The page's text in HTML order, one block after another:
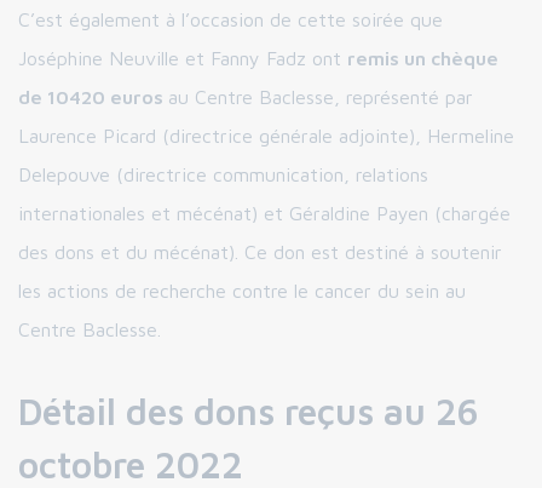
C’est également à l’occasion de cette soirée que
Joséphine Neuville et Fanny Fadz ont remis un chèque
de 10420 euros au Centre Baclesse, représenté par
Laurence Picard (directrice générale adjointe), Hermeline
Delepouve (directrice communication, relations
internationales et mécénat) et Géraldine Payen (chargée
des dons et du mécénat). Ce don est destiné à soutenir
les actions de recherche contre le cancer du sein au
Centre Baclesse.
Détail des dons reçus au 26
octobre 2022